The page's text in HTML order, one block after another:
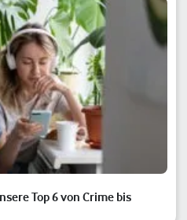
Top 6 von Crime bis